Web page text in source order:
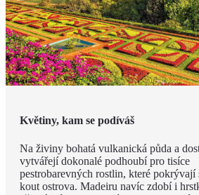
Květiny, kam se podíváš
Na živiny bohatá vulkanická půda a
vytvářejí dokonalé podhoubí pro tisíce
pestrobarevných rostlin, které pokrývají
kout ostrova. Madeiru navíc zdobí i